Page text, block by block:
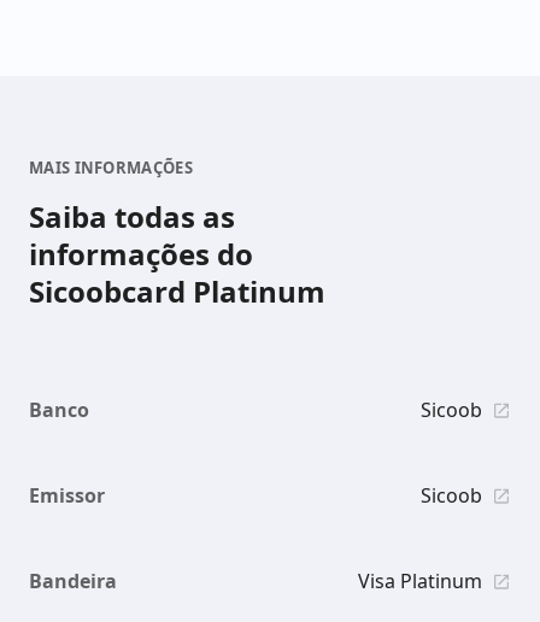
MAIS INFORMAÇÕES
Saiba todas as
informações do
Sicoobcard Platinum
Banco Sicoob
Emissor Sicoob
Bandeira Visa Platinum